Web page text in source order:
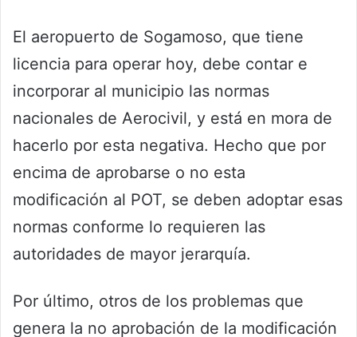
El aeropuerto de Sogamoso, que tiene
licencia para operar hoy, debe contar e
incorporar al municipio las normas
nacionales de Aerocivil, y está en mora de
hacerlo por esta negativa. Hecho que por
encima de aprobarse o no esta
modificación al POT, se deben adoptar esas
normas conforme lo requieren las
autoridades de mayor jerarquía.
Por último, otros de los problemas que
genera la no aprobación de la modificación